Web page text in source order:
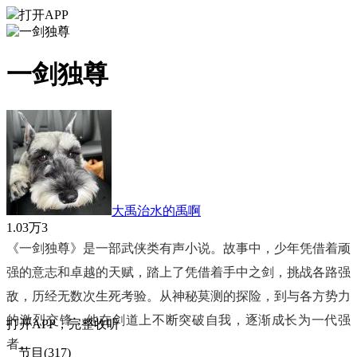
打开APP
一剑独尊
大禹治水的禹啊
1.03万3
《一剑独尊》是一部武侠类有声小说。故事中，少年凭借着顽
强的意志和卓越的天赋，踏上了凭借着手中之剑，挑战各路强
敌，历经无数次生死考验。从神秘莫测的探险，到与各方势力
的激烈交锋，他在剑道上不断突破自我，逐渐成长为一代强
者。
打开APP，完整收听
节目(317)